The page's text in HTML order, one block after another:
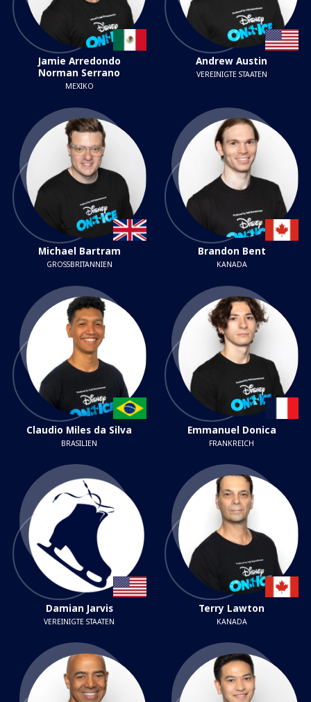
Jamie Arredondo
Norman Serrano
MEXIKO
Andrew Austin
VEREINIGTE STAATEN
Michael Bartram
GROSSBRITANNIEN
Brandon Bent
KANADA
Claudio Miles da Silva
BRASILIEN
Emmanuel Donica
FRANKREICH
Damian Jarvis
VEREINIGTE STAATEN
Terry Lawton
KANADA